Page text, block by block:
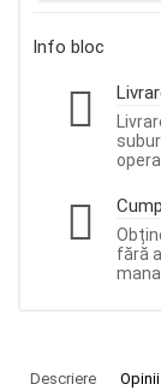
Info bloc
fără
Descriere Opinii